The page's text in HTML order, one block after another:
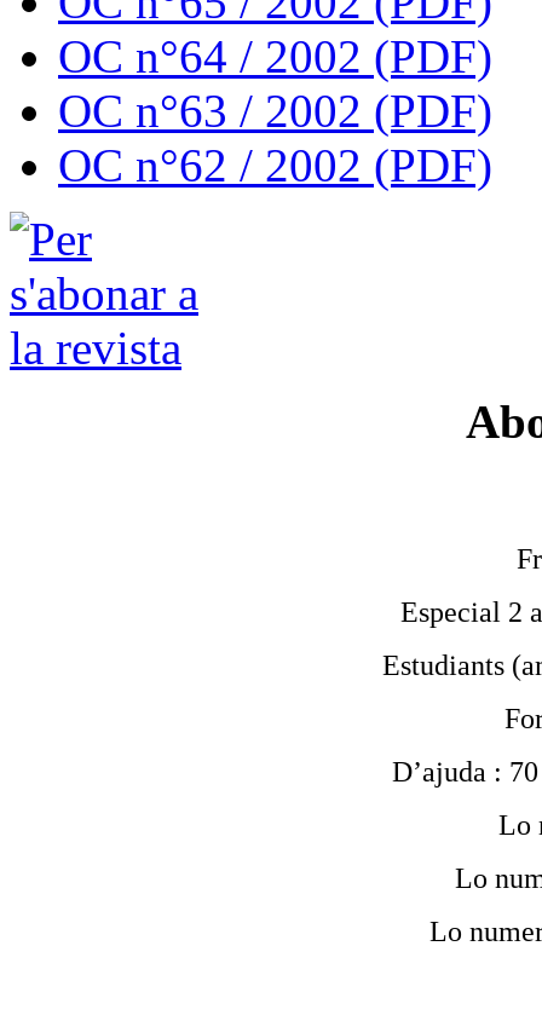
OC n°64 / 2002 (PDF)
OC n°63 / 2002 (PDF)
OC n°62 / 2002 (PDF)
Especial 2
Estudiants
D’ajuda :
Lo
Lo
Lo